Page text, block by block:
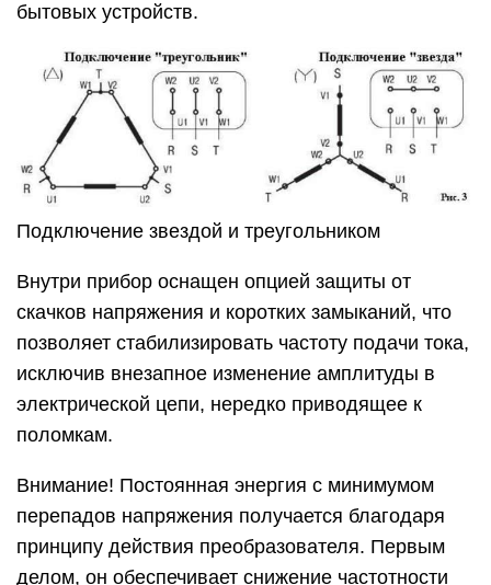
бытовых устройств.
Подключение звездой и треугольником
Внутри прибор оснащен опцией защиты от
скачков напряжения и коротких замыканий, что
позволяет стабилизировать частоту подачи тока,
исключив внезапное изменение амплитуды в
электрической цепи, нередко приводящее к
поломкам.
Внимание! Постоянная энергия с минимумом
перепадов напряжения получается благодаря
принципу действия преобразователя. Первым
делом, он обеспечивает снижение частотности